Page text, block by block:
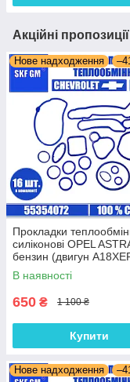
Акційні
Нове надходження
Прокладки
силіконові OPEL
бензин (двигун
комплект 16 шт.
В наявності
650 ₴ 1 100 ₴
Купити
Нове надходження